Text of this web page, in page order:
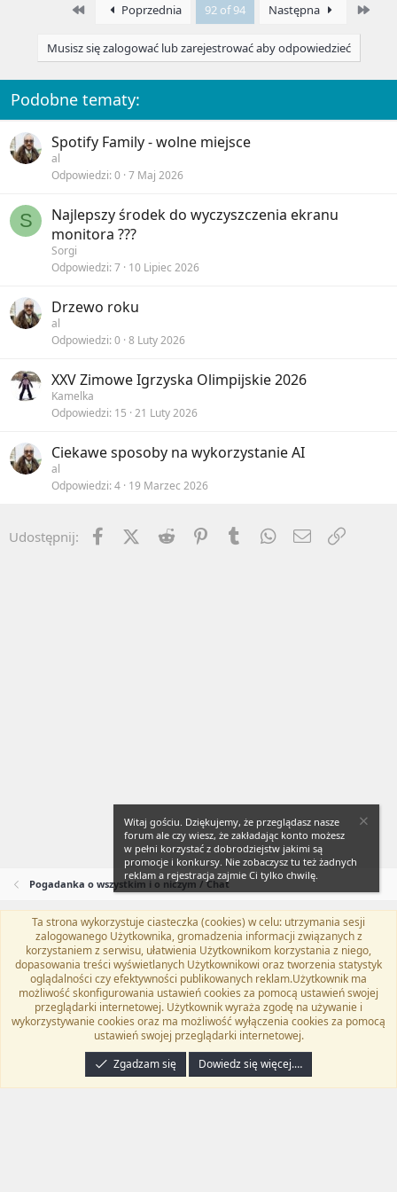
:
First Poprzednia 92 of 94 Następna
Musisz się zalogować lub zarejestrować aby odpowiedzieć
Podobne tematy:
Spotify Family - wolne miejsce
al
Odpowiedzi 0 7 Maj 2026
S
Najlepszy środek do wyczyszczenia ekranu
monitora ???
Sorgi
Odpowiedzi 7 10 Lipiec 2026
Drzewo roku
al
Odpowiedzi 0 8 Luty 2026
XXV Zimowe Igrzyska Olimpijskie 2026
Kamelka
Odpowiedzi 15 21 Luty 2026
Ciekawe sposoby na wykorzystanie AI
al
Odpowiedzi 4 19 Marzec 2026
Udostępnij: FacebookX (Twitter)
Reddit PinterestTumblr WhatsApp
Email
Pogadanka o wszystkim i o niczym / Chat
Flat Awesome + (Parent DO NOT EDIT)
Polski (PL)
Kontakt
Regulamin Polityka prywatności Pomoc
TwitterKontakt
RSS
Community platform by XenForo® © 2010-2024 XenForo Ltd.
programyzadarmo.net.pl . | Xenforo Add-ons
Email Check by MPM.PM
Witaj gościu. Dziękujemy, że przeglądasz nasze
forum ale czy wiesz, że zakładając konto możesz
w pełni korzystać z dobrodziejstw jakimi są
promocje i konkursy. Nie zobaczysz tu też żadnych
reklam a rejestracja zajmie Ci tylko chwilę.
Ta strona wykorzystuje ciasteczka (cookies) w celu: utrzymania sesji
zalogowanego Użytkownika, gromadzenia informacji związanych z
korzystaniem z serwisu, ułatwienia Użytkownikom korzystania z niego,
dopasowania treści wyświetlanych Użytkownikowi oraz tworzenia statystyk
oglądalności czy efektywności publikowanych reklam.Użytkownik ma
możliwość skonfigurowania ustawień cookies za pomocą ustawień swojej
przeglądarki internetowej. Użytkownik wyraża zgodę na używanie i
wykorzystywanie cookies oraz ma możliwość wyłączenia cookies za pomocą
ustawień swojej przeglądarki internetowej.
Zgadzam się
Dowiedz się więcej.…